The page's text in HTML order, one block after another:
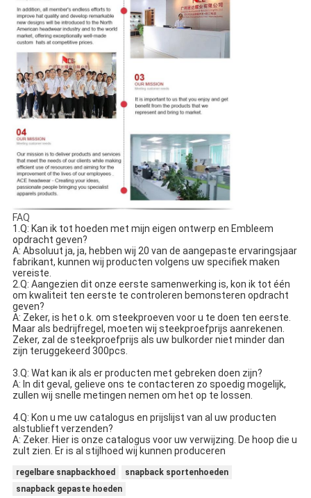
FAQ
1.Q: Kan ik tot hoeden met mijn eigen ontwerp en Embleem
opdracht geven?
A: Absoluut ja, ja, hebben wij 20 van de aangepaste ervaringsjaar
fabrikant, kunnen wij producten volgens uw specifiek maken
vereiste.
2.Q: Aangezien dit onze eerste samenwerking is, kon ik tot één
om kwaliteit ten eerste te controleren bemonsteren opdracht
geven?
A: Zeker, is het o.k. om steekproeven voor u te doen ten eerste.
Maar als bedrijfregel, moeten wij steekproefprijs aanrekenen.
Zeker, zal de steekproefprijs als uw bulkorder niet minder dan
zijn teruggekeerd 300pcs.
3.Q: Wat kan ik als er producten met gebreken doen zijn?
A: In dit geval, gelieve ons te contacteren zo spoedig mogelijk,
zullen wij snelle metingen nemen om het op te lossen.
4.Q: Kon u me uw catalogus en prijslijst van al uw producten
alstublieft verzenden?
A: Zeker. Hier is onze catalogus voor uw verwijzing. De hoop die u
zult zien. Er is al stijlhoed wij kunnen produceren
regelbare snapbackhoed
snapback sportenhoeden
snapback gepaste hoeden